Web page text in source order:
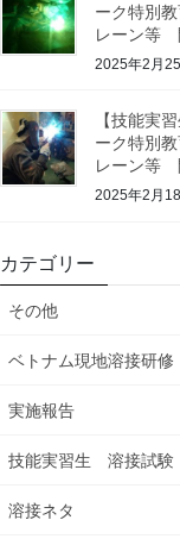
ーク特別
レーン等
2025年2月
【技能実
ーク特別
レーン等
2025年2月
カテゴリー
その他
ベトナム現地溶接研修
実施報告
技能実習生 溶接試験
溶接ネタ